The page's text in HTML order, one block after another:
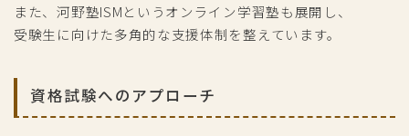
また、河野塾ISMというオンライン学習塾も展開し、
受験生に向けた多角的な支援体制を整えています。
資格試験へのアプローチ